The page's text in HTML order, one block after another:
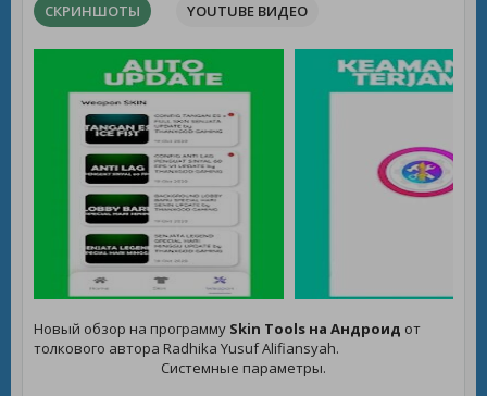
СКРИНШОТЫ YOUTUBE ВИДЕО
Новый обзор на программу Skin Tools на Андроид от
толкового автора Radhika Yusuf Alifiansyah.
Системные параметры.